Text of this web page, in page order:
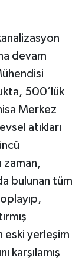
devam
500’lük
Merkez
atıkları
zaman,
bulunan tüm
eski yerleşim
karşılamış